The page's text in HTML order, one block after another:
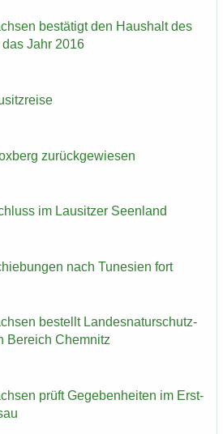
be­stä­tigt den Haus­halt des
Jahr 2016
zu­rück­ge­wie­sen
im Lau­sit­zer Se­en­land
nach Tu­ne­si­en fort
be­stellt Lan­des­na­tur­schutz­
Be­reich Chem­nitz
prüft Ge­ge­ben­hei­ten im Erst­